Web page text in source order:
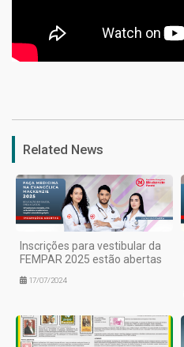
Related News
Inscrições para vestibular da
FEMPAR 2025 estão abertas
17/07/2024